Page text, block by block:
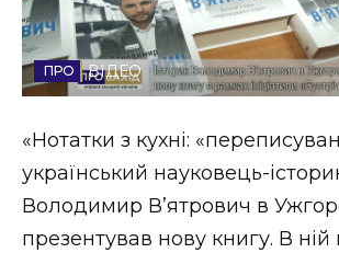
Стиль життя
Втрачений Ужгород
ЗАКАРПАТСЬКІ НОВИНИ
ВІДЕО
«Нотатки з кухні:
український науковець-
Володимир В’ятрович в
презентував нову книгу. В ній